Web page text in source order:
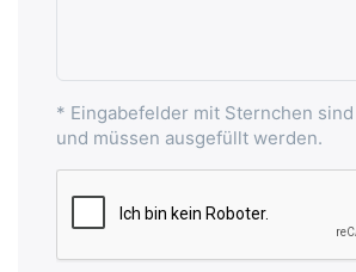
* Eingabefelder mit Sternchen
und müssen ausgefüllt werden.